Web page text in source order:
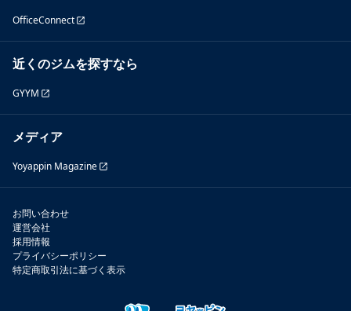
OfficeConnect
近くのジムを探すなら
GYYM
メディア
Yoyappin Magazine
お問い合わせ
運営会社
採用情報
プライバシーポリシー
特定商取引法に基づく表示